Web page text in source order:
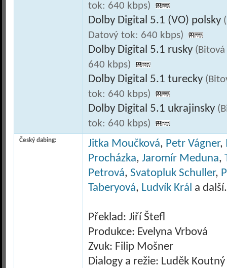
tok: 640 kbps)
Dolby Digital 5.1 (VO) polsky
Datový tok: 640 kbps)
Dolby Digital 5.1 rusky
640 kbps)
Dolby Digital 5.1 turecky
tok: 640 kbps)
Dolby Digital 5.1 ukrajinsky
tok: 640 kbps)
Český dabing: Jitka Moučková, Petr Vágner,
Procházka, Jaromír Meduna,
Petrová, Svatopluk Schuller,
Taberyová, Ludvík Král a
Překlad: Jiří Štefl
Produkce: Evelyna Vrbová
Zvuk: Filip Mošner
Dialogy a režie: Luděk Koutný